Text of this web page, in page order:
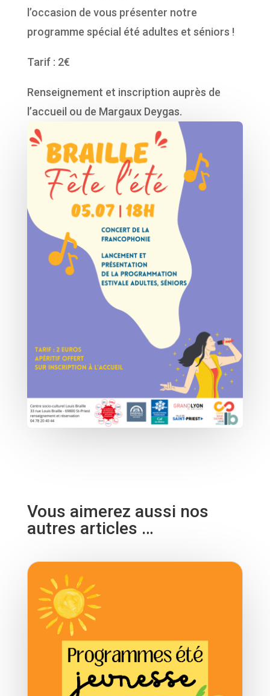
l’occasion de vous présenter notre
programme spécial été adultes et séniors !
Tarif : 2€
Renseignement et inscription auprès de
l’accueil ou de Margaux Deygas.
Vous aimerez aussi nos
autres articles …